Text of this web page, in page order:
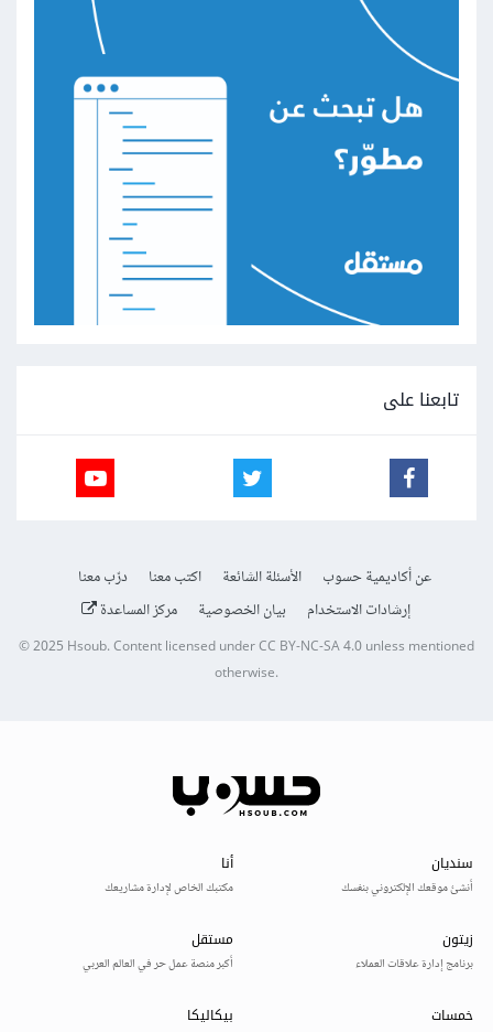
تابعنا على
عن أكاديمية حسوب الأسئلة الشائعة اكتب معنا
درّب معنا
إرشادات الاستخدام
بيان الخصوصية مركز المساعدة
© 2025Hsoub.Content licensed underCC BY-NC-SA 4.0unless mentioned
otherwise.